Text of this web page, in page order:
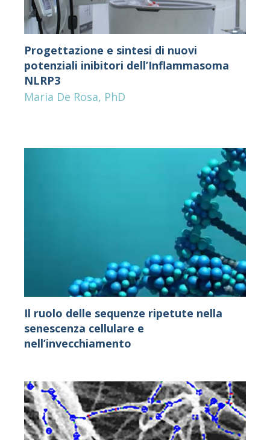
Progettazione e sintesi di nuovi
potenziali inibitori dell’Inflammasoma
NLRP3
Maria De Rosa, PhD
Il ruolo delle sequenze ripetute nella
senescenza cellulare e
nell’invecchiamento